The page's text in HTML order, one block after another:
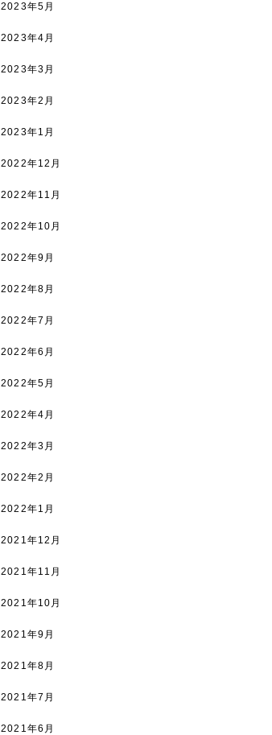
2023年5月
2023年4月
2023年3月
2023年2月
2023年1月
2022年12月
2022年11月
2022年10月
2022年9月
2022年8月
2022年7月
2022年6月
2022年5月
2022年4月
2022年3月
2022年2月
2022年1月
2021年12月
2021年11月
2021年10月
2021年9月
2021年8月
2021年7月
2021年6月